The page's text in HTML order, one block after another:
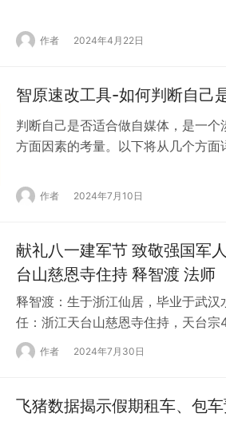
剪辑。 1、拍摄形式 运营短视频也
作者 2024年4月22日
智原速改工具-如何判断自己
判断自己是否适合做自媒体，是一
方面因素的考量。以下将从几个方
本质是内容创作与传播，如果没有
作者 2024年7月10日
献礼八一建军节 致敬强国军
台山慈恩寺住持 释智渡 法师
释智渡：生于浙江仙居，毕业于武
任：浙江天台山慈恩寺住持，天台
子书画研究院理事、镜心印社国际
任等职务。 …
作者 2024年7月30日
飞猪数据揭示假期租车、包